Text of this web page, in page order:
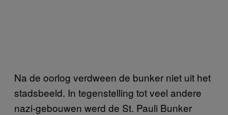
Na de oorlog verdween de bunker niet uit het
stadsbeeld. In tegenstelling tot veel andere
nazi-gebouwen werd de St. Pauli Bunker